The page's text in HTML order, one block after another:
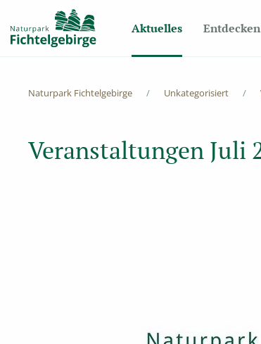
Aktuelles Entdecken
Naturpark Fichtelgebirge Unkategorisiert
Veranstaltungen Juli